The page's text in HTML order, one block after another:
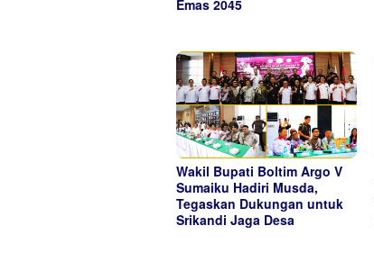
Emas 2045
Wakil Bupati Boltim Argo V
Sumaiku Hadiri Musda,
Tegaskan Dukungan untuk
Srikandi Jaga Desa